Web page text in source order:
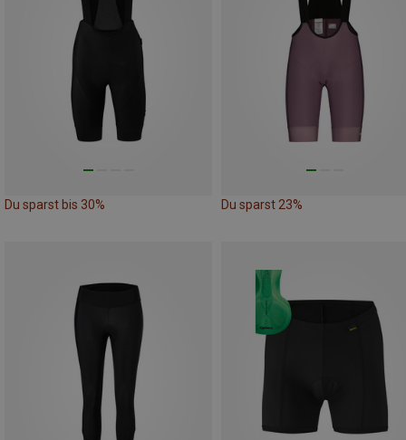
Du sparst bis 30% Du sparst 23%